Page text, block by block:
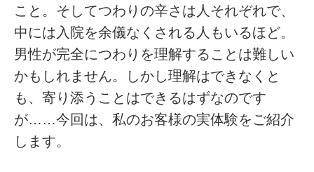
こと。そしてつわりの辛さは人それぞれで、
中には入院を余儀なくされる人もいるほど。
男性が完全につわりを理解することは難しい
かもしれません。しかし理解はできなくと
も、寄り添うことはできるはずなのです
が……今回は、私のお客様の実体験をご紹介
します。